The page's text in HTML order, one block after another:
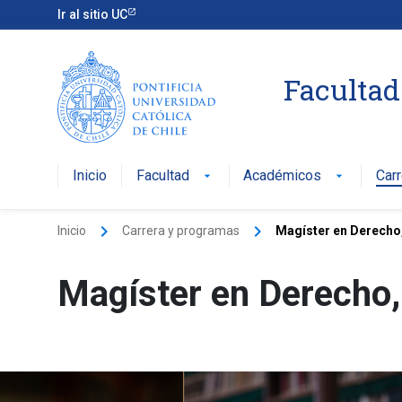
Ir al sitio UC
Inicio Facultad arrow_drop_down Académicos arrow_drop_down
Inicio keyboard_arrow_right Carrera y programas keyboard_arrow_right Magíster en
Magíster en